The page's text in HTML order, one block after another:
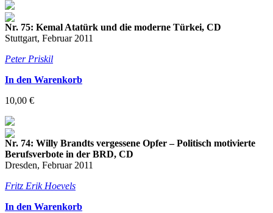
Nr. 75: Kemal Atatürk und die moderne Türkei, CD
Stuttgart, Februar 2011
Peter Priskil
In den Warenkorb
10,00 €
Nr. 74: Willy Brandts vergessene Opfer – Politisch motivierte
Berufsverbote in der BRD, CD
Dresden, Februar 2011
Fritz Erik Hoevels
In den Warenkorb